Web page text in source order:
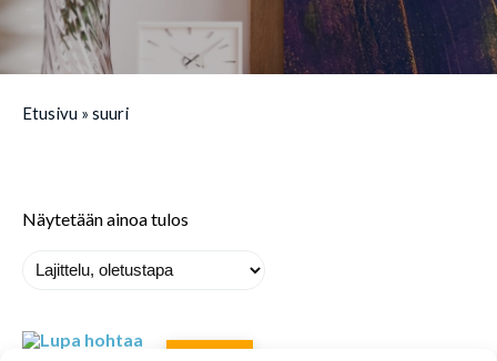
Etusivu » suuri
Näytetään ainoa tulos